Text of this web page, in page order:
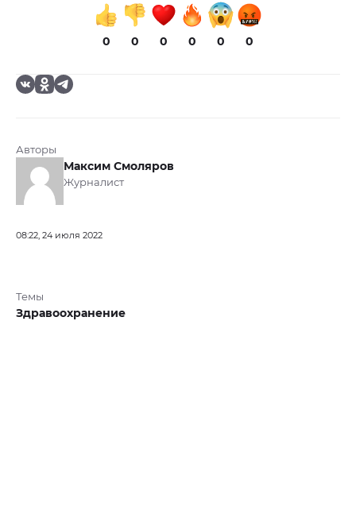
0 0 0 0 0 0
Авторы
Максим Смоляров
Журналист
08:22, 24 июля 2022
Темы
Здравоохранение